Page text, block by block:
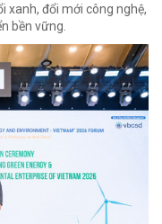
xanh, đổi mới công nghệ,
bền vững.